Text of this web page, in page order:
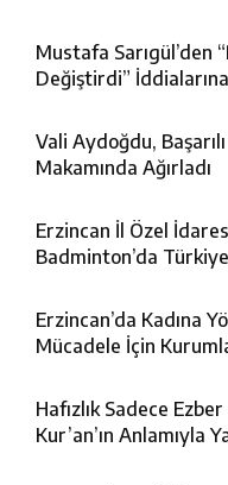
Mustafa Sarıgül’den
Değiştirdi”
Vali Aydoğdu,
Makamında Ağırladı
Erzincan İl Özel
Badminton’da
Erzincan’da Kadına
Mücadele İçin
Hafızlık Sadece
Kur’an’ın Anlamıyla